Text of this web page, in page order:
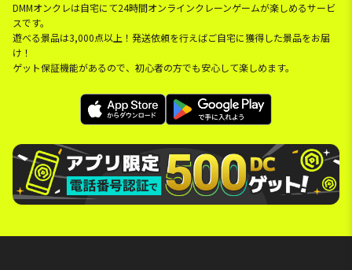
DMMオンクレは自宅にて24時間オンラインクレーンゲームが楽しめるサービ
スです。
遊べる景品は3,000点以上！発送依頼を行えばご自宅に獲得した景品をお届
け！
ゲット保証機能があるので、初心者の方でも安心して楽しめます。